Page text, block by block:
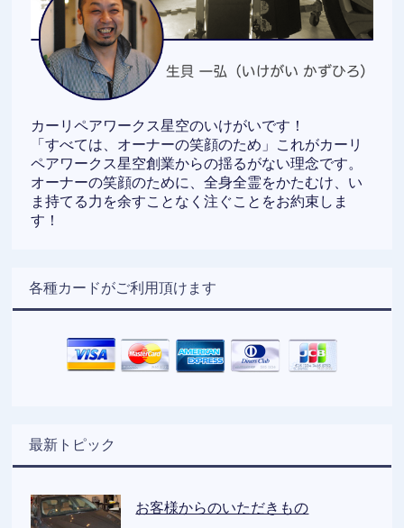
カーリペアワークス星空のいけがいです！
「すべては、オーナーの笑顔のため」これがカーリ
ペアワークス星空創業からの揺るがない理念です。
オーナーの笑顔のために、全身全霊をかたむけ、い
ま持てる力を余すことなく注ぐことをお約束しま
す！
各種カードがご利用頂けます
最新トピック
お客様からのいただきもの